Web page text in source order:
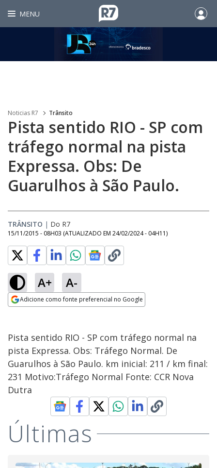
MENU
Noticias R7 Trânsito
Pista sentido RIO - SP com
tráfego normal na pista
Expressa. Obs: De
Guarulhos à São Paulo.
TRÂNSITO | Do R7
15/11/2015 - 08H03 (ATUALIZADO EM 24/02/2024 - 04H11)
A+ A-
Adicione como fonte preferencial no Google
Pista sentido RIO - SP com tráfego normal na
pista Expressa. Obs: Tráfego Normal. De
Guarulhos à São Paulo. km inicial: 211 / km final:
231 Motivo:Tráfego Normal Fonte: CCR Nova
Dutra
Últimas